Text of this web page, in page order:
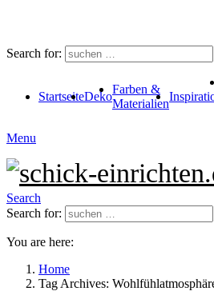
Search for:
StartseiteDeko
Farben &
Materialien
Menu
Search
Search for:
You are here:
Home
Tag Archives: